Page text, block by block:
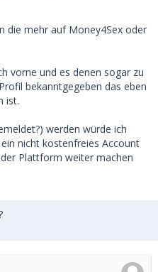
die mehr auf Money4Sex oder
vorne und es denen sogar zu
bekanntgegeben das eben
ist.
werden würde ich
nicht kostenfreies Account
Plattform weiter machen